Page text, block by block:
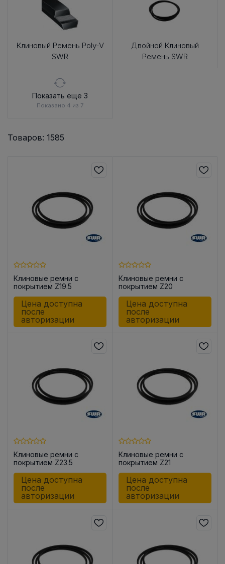
Клиновый Ремень Poly-V
SWR
Двойной Клиновый
Ремень SWR
Показать еще 3
Показано 4 из 7
Товаров: 1585
Клиновые ремни с
покрытием Z19.5
Цена доступна
после
авторизации
Клиновые ремни с
покрытием Z20
Цена доступна
после
авторизации
Клиновые ремни с
покрытием Z23.5
Цена доступна
после
авторизации
Клиновые ремни с
покрытием Z21
Цена доступна
после
авторизации